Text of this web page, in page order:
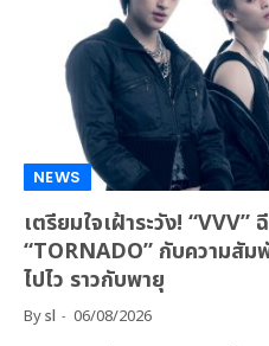
NEWS
เตรียมใจเฝ้าระวัง!
“TORNADO” กับความสัม
ไปไว ราวกับพายุ
Bysl 06/08/2026